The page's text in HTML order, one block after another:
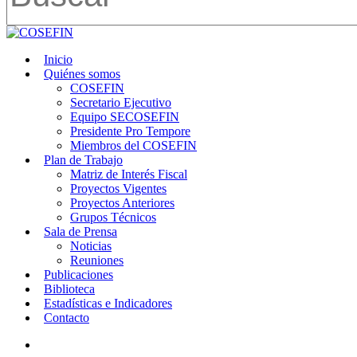
Close
search
Menu
Inicio
Quiénes somos
COSEFIN
Secretario Ejecutivo
Equipo SECOSEFIN
Presidente Pro Tempore
Miembros del COSEFIN
Plan de Trabajo
Matriz de Interés Fiscal
Proyectos Vigentes
Proyectos Anteriores
Grupos Técnicos
Sala de Prensa
Noticias
Reuniones
Publicaciones
Biblioteca
Estadísticas e Indicadores
Contacto